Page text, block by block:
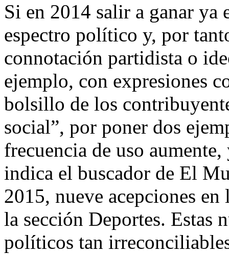
Si en 2014 salir a ganar ya
espectro político y, por
connotación partidista o
ejemplo, con expresiones
bolsillo de los
social”, por poner dos
frecuencia de uso
indica el buscador de El
2015, nueve acepciones
la sección Deportes. Estas
políticos tan